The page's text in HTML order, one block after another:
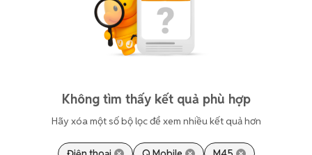
Không tìm thấy kết quả phù hợp
Hãy xóa một số bộ lọc để xem nhiều kết quả hơn